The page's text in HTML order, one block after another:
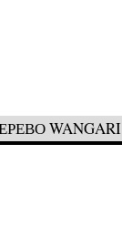
WANGARI